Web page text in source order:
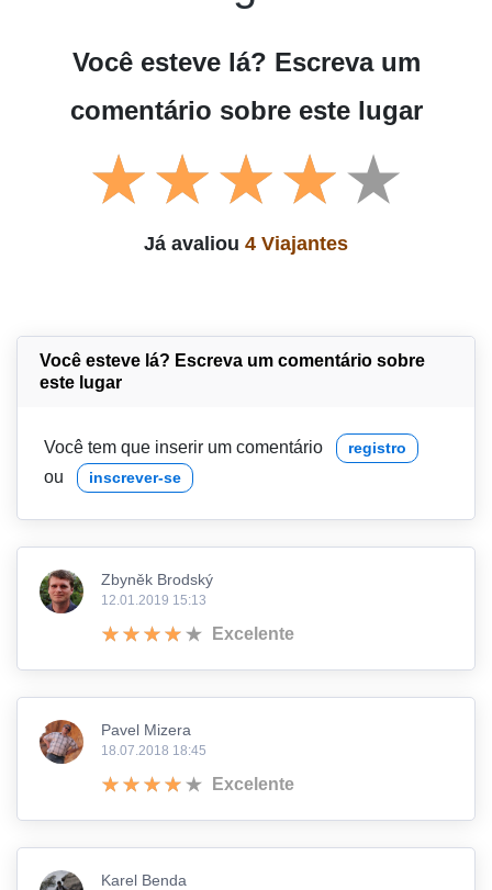
Você esteve lá? Escreva um
comentário sobre este lugar
Já avaliou 4 Viajantes
Você esteve lá? Escreva um comentário sobre
este lugar
Você tem que inserir um comentário registro
ou inscrever-se
Zbyněk Brodský
12.01.2019 15:13
Excelente
Pavel Mizera
18.07.2018 18:45
Excelente
Karel Benda